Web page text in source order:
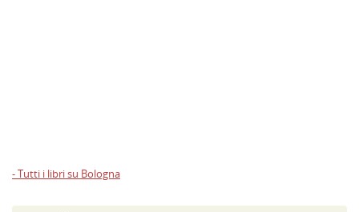
- Tutti i libri su Bologna